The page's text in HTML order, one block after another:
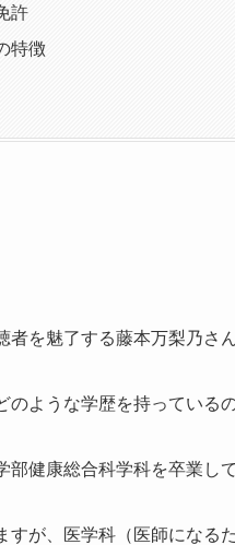
許
特徴
を魅了する藤本万梨乃さん
ような学歴を持っている
健康総合科学科を卒業して
が、医学科（医師になる